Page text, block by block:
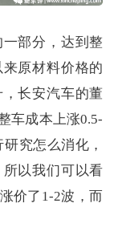
部分，达到整
原材料价格的
，长安汽车的董
车成本上涨0.5-
究怎么消化，
以我们可以看
价了1-2波，而